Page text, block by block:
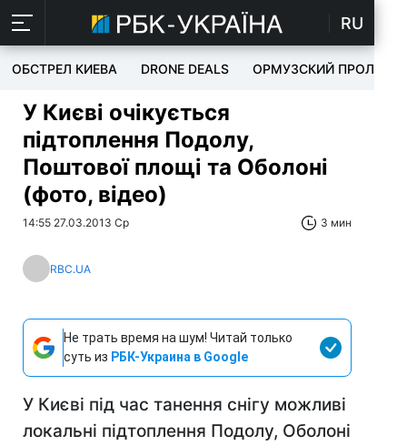
RU
ОБСТРЕЛ КИЕВА DRONE DEALS ОРМУЗСКИЙ ПРОЛИВ
У Києві очікується
підтоплення Подолу,
Поштової площі та Оболоні
(фото, відео)
14:55 27.03.2013 Ср 3 мин
RBC.UA
Не трать время на шум! Читай только
суть из РБК-Украина в Google
У Києві під час танення снігу можливі
локальні підтоплення Подолу, Оболоні